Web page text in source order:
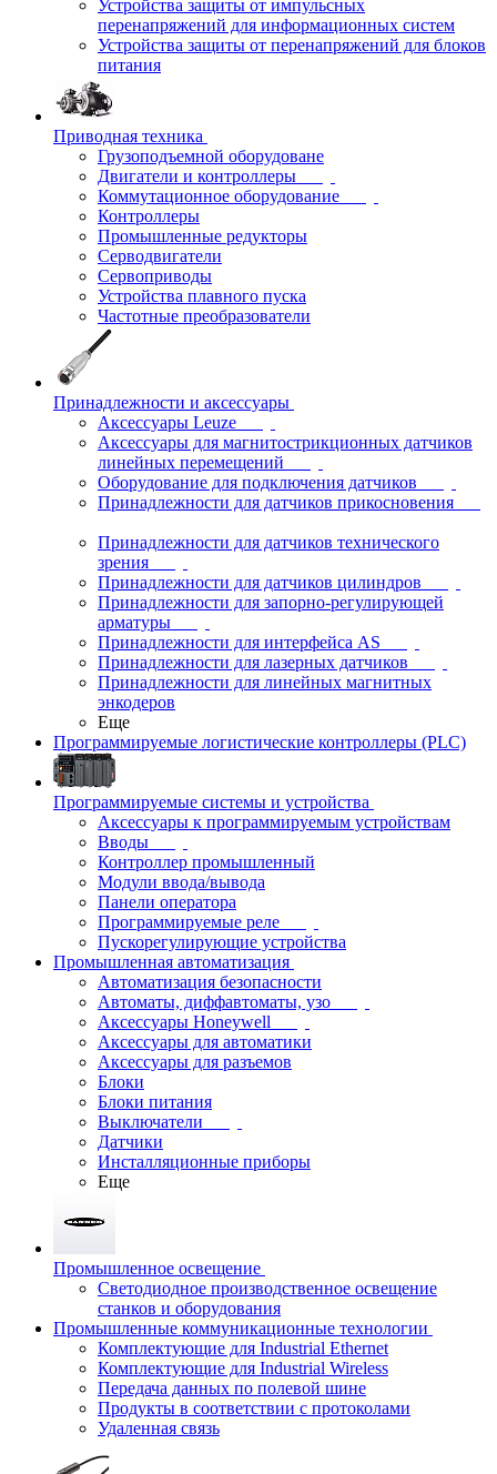
Устройства защиты от импульсных
перенапряжений для информационных систем
Устройства защиты от перенапряжений для блоков
питания
Приводная техника
Грузоподъемной оборудоване
Двигатели и контроллеры
Коммутационное оборудование
Контроллеры
Промышленные редукторы
Серводвигатели
Сервоприводы
Устройства плавного пуска
Частотные преобразователи
Принадлежности и аксессуары
Аксессуары Leuze
Аксессуары для магнитострикционных датчиков
линейных перемещений
Оборудование для подключения датчиков
Принадлежности для датчиков прикосновения
Принадлежности для датчиков технического
зрения
Принадлежности для датчиков цилиндров
Принадлежности для запорно-регулирующей
арматуры
Принадлежности для интерфейса AS
Принадлежности для лазерных датчиков
Принадлежности для линейных магнитных
энкодеров
Еще
Программируемые логистические контроллеры (PLC)
Программируемые системы и устройства
Аксессуары к программируемым устройствам
Вводы
Контроллер промышленный
Модули ввода/вывода
Панели оператора
Программируемые реле
Пускорегулирующие устройства
Промышленная автоматизация
Автоматизация безопасности
Автоматы, диффавтоматы, узо
Аксессуары Honeywell
Аксессуары для автоматики
Аксессуары для разъемов
Блоки
Блоки питания
Выключатели
Датчики
Инсталляционные приборы
Еще
Промышленное освещение
Светодиодное производственное освещение
станков и оборудования
Промышленные коммуникационные технологии
Комплектующие для Industrial Ethernet
Комплектующие для Industrial Wireless
Передача данных по полевой шине
Продукты в соответствии с протоколами
Удаленная связь